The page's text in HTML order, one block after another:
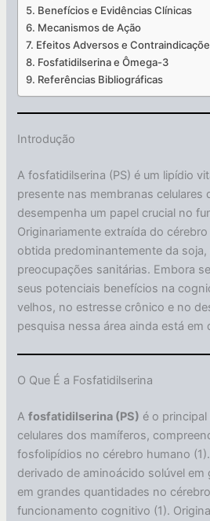
Benefícios e Evidências Clínicas
Mecanismos de Ação
Efeitos Adversos e
Fosfatidilserina e Ômega-3
Referências Bibliográficas
Introdução
A fosfatidilserina (PS) é um lipídio
presente nas membranas celulares
desempenha um papel crucial no
Originariamente extraída do
obtida predominantemente da soja,
preocupações sanitárias. Embora
seus potenciais benefícios na
velhos, no estresse crônico e no
pesquisa nessa área ainda está em
O Que É a Fosfatidilserina
Afosfatidilserina (PS) é o
celulares dos mamíferos,
fosfolipídios no cérebro humano
derivado de aminoácido solúvel
em grandes quantidades no
funcionamento cognitivo (1).